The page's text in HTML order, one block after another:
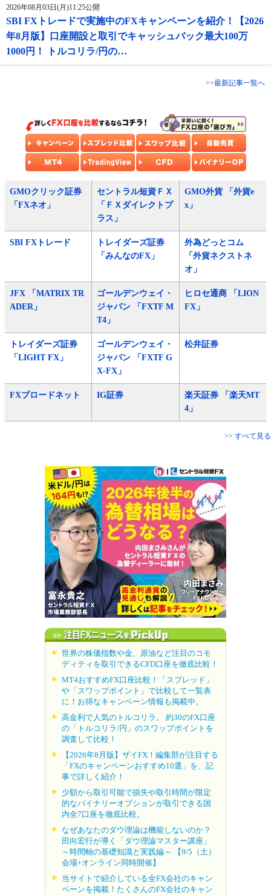
2026年08月03日(月)11:25公開
SBI FXトレードで実施中のFXキャンペーンを紹介！【2026
年8月版】口座開設と取引でキャッシュバック最大100万
1000円！ トルコリラ/円の…
>>最新記事一覧へ
GMOクリック証券
「FXネオ」
セントラル短資ＦＸ
「ＦＸダイレクトプ
ラス」
GMO外貨 「外貨e
x」
SBI FXトレード
トレイダーズ証券
「みんなのFX」
外為どっとコム
「外貨ネクストネ
オ」
JFX 「MATRIX TR
ADER」
ゴールデンウェイ・
ジャパン 「FXTF M
T4」
ヒロセ通商 「LION
FX」
トレイダーズ証券
「LIGHT FX」
ゴールデンウェイ・
ジャパン 「FXTF G
X-FX」
松井証券
FXブロードネット IG証券
楽天証券 「楽天MT
4」
>> すべて見る
世界の株価指数や金、原油など注目のコモ
ディティを取引できるCFD口座を徹底比較！
MT4おすすめFX口座比較！「スプレッド」
や「スワップポイント」で比較して一覧表
に！お得なキャンペーン情報も掲載中。
高金利で人気のトルコリラ。 約30のFX口座
の「トルコリラ/円」のスワップポイントを
調査して比較！
【2026年8月版】ザイFX！編集部が注目する
「FXのキャンペーンおすすめ10選」を、記
事で詳しく紹介！
少額から取引可能で損失や取引時間が限定
的なバイナリーオプションが取引できる国
内全7口座を徹底比較。
なぜあなたのダウ理論は機能しないのか？
田向宏行が導く「ダウ理論マスター講座」
～時間軸の基礎知識と実践編～ 【9/5（土）
会場+オンライン同時開催】
当サイトで紹介している全FX会社のキャン
ペーンを掲載！たくさんのFX会社のキャン